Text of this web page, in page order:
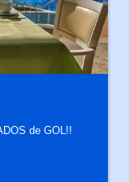
de GOL!!